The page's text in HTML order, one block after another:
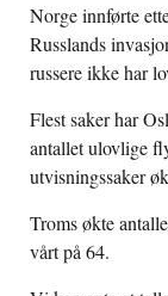
Norge innførte
Russlands
russere ikke har
Flest saker har
antallet ulovlige
utvisningssaker
Troms økte
vårt på 64.